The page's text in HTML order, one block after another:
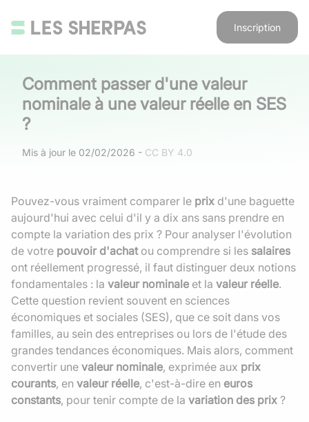
Inscription
Comment passer d'une valeur
nominale à une valeur réelle en SES
?
Mis à jour le 02/02/2026 - CC BY 4.0
Pouvez-vous vraiment comparer le prix d'une baguette
aujourd'hui avec celui d'il y a dix ans sans prendre en
compte la variation des prix ? Pour analyser l'évolution
de votre pouvoir d'achatou comprendre si les salaires
ont réellement progressé, il faut distinguer deux notions
fondamentales : la valeur nominale et la valeur réelle.
Cette question revient souvent en sciences
économiques et sociales (SES), que ce soit dans vos
familles, au sein des entreprises ou lors de l'étude des
grandes tendances économiques. Mais alors, comment
convertir une valeur nominale, exprimée aux prix
courants, en valeur réelle, c'est-à-dire en euros
constants, pour tenir compte de la variation des prix ?